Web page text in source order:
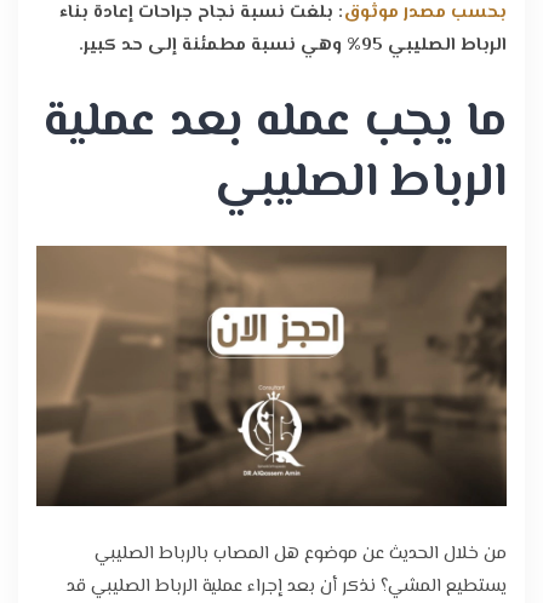
بحسب مصدر موثوق: بلغت نسبة نجاح جراحات إعادة بناء
الرباط الصليبي 95% وهي نسبة مطمئنة إلى حد كبير.
ما يجب عمله بعد عملية
الرباط الصليبي
من خلال الحديث عن موضوع هل المصاب بالرباط الصليبي
يستطيع المشي؟ نذكر أن بعد إجراء عملية الرباط الصليبي قد